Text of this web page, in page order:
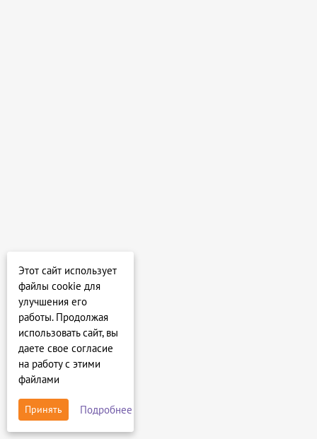
Этот сайт использует
файлы cookie для
улучшения его
работы. Продолжая
использовать сайт, вы
даете свое согласие
на работу с этими
файлами
Принять Подробнее